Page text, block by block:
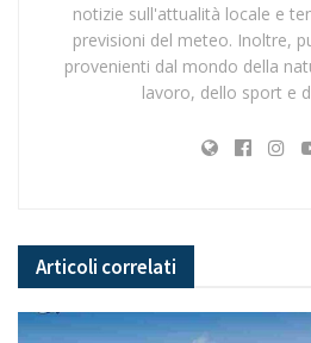
notizie sull'attualità locale e
previsioni del meteo. Inoltre,
provenienti dal mondo della
lavoro, dello sport e
Articoli correlati